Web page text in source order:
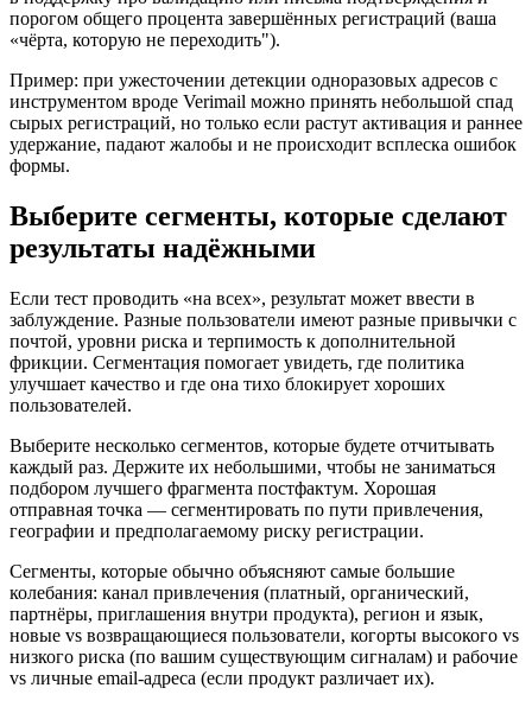
порогом общего процента завершённых регистраций (ваша
«чёрта, которую не переходить").
Пример: при ужесточении детекции одноразовых адресов с
инструментом вроде Verimail можно принять небольшой спад
сырых регистраций, но только если растут активация и раннее
удержание, падают жалобы и не происходит всплеска ошибок
формы.
Выберите сегменты, которые сделают
результаты надёжными
Если тест проводить «на всех», результат может ввести в
заблуждение. Разные пользователи имеют разные привычки с
почтой, уровни риска и терпимость к дополнительной
фрикции. Сегментация помогает увидеть, где политика
улучшает качество и где она тихо блокирует хороших
пользователей.
Выберите несколько сегментов, которые будете отчитывать
каждый раз. Держите их небольшими, чтобы не заниматься
подбором лучшего фрагмента постфактум. Хорошая
отправная точка — сегментировать по пути привлечения,
географии и предполагаемому риску регистрации.
Сегменты, которые обычно объясняют самые большие
колебания: канал привлечения (платный, органический,
партнёры, приглашения внутри продукта), регион и язык,
новые vs возвращающиеся пользователи, когорты высокого vs
низкого риска (по вашим существующим сигналам) и рабочие
vs личные email‑адреса (если продукт различает их).